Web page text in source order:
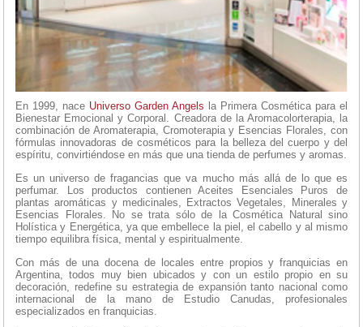
En 1999, nace Universo Garden Angels la Primera Cosmética para el
Bienestar Emocional y Corporal. Creadora de la Aromacolorterapia, la
combinación de Aromaterapia, Cromoterapia y Esencias Florales, con
fórmulas innovadoras de cosméticos para la belleza del cuerpo y del
espíritu, convirtiéndose en más que una tienda de perfumes y aromas.
Es un universo de fragancias que va mucho más allá de lo que es
perfumar. Los productos contienen Aceites Esenciales Puros de
plantas aromáticas y medicinales, Extractos Vegetales, Minerales y
Esencias Florales. No se trata sólo de la Cosmética Natural sino
Holística y Energética, ya que embellece la piel, el cabello y al mismo
tiempo equilibra física, mental y espiritualmente.
Con más de una docena de locales entre propios y franquicias en
Argentina, todos muy bien ubicados y con un estilo propio en su
decoración, redefine su estrategia de expansión tanto nacional como
internacional de la mano de Estudio Canudas, profesionales
especializados en franquicias.